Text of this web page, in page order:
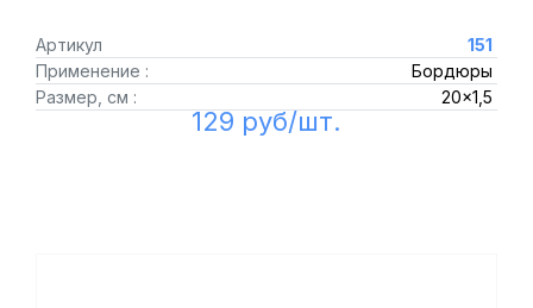
Артикул
151
Применение :
Бордюры
Размер, см :
20x1,5
129 руб/шт.